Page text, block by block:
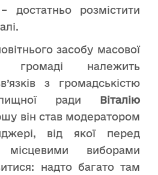
достатньо розмістити
засобу масової
громаді належить
з громадськістю
ради Віталію
він став модератором
від якої перед
місцевими виборами
надто багато там